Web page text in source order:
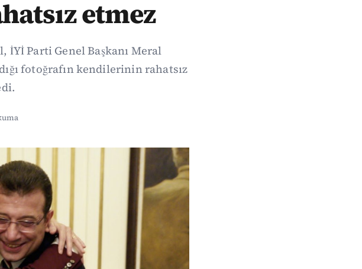
etmez
İYİ Parti Genel Başkanı Meral
fotoğrafın kendilerinin rahatsız